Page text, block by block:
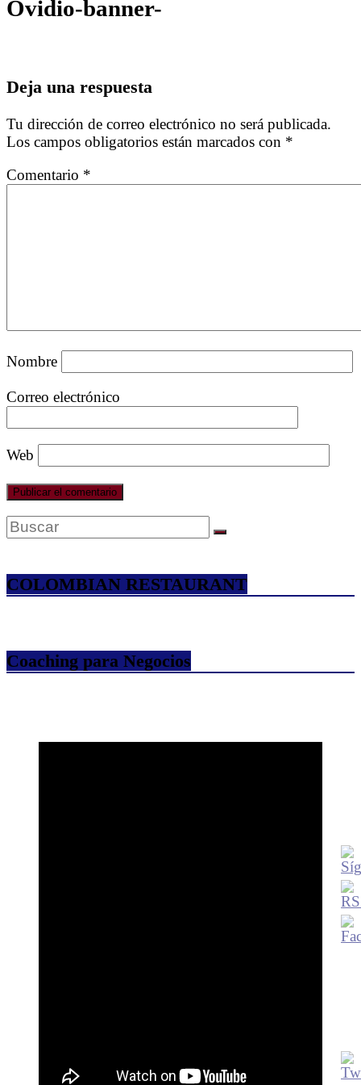
Ovidio-banner-
Deja una respuesta
Tu dirección de correo electrónico no será publicada.
Los campos obligatorios están marcados con *
Comentario *
Nombre
Correo electrónico
Web
COLOMBIAN RESTAURANT
Coaching para Negocios